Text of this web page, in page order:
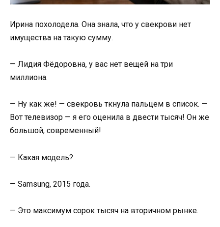
Ирина похолодела. Она знала, что у свекрови нет
имущества на такую сумму.
— Лидия Фёдоровна, у вас нет вещей на три
миллиона.
— Ну как же! — свекровь ткнула пальцем в список. —
Вот телевизор — я его оценила в двести тысяч! Он же
большой, современный!
— Какая модель?
— Samsung, 2015 года.
— Это максимум сорок тысяч на вторичном рынке.